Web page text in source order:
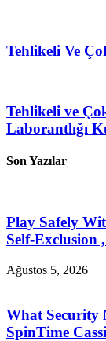
Tehlikeli Ve
Tehlikeli ve
Laborantlığı
Son Yazılar
Play Safely
Self-Exclusion
Ağustos 5, 2026
What Security
SpinTime